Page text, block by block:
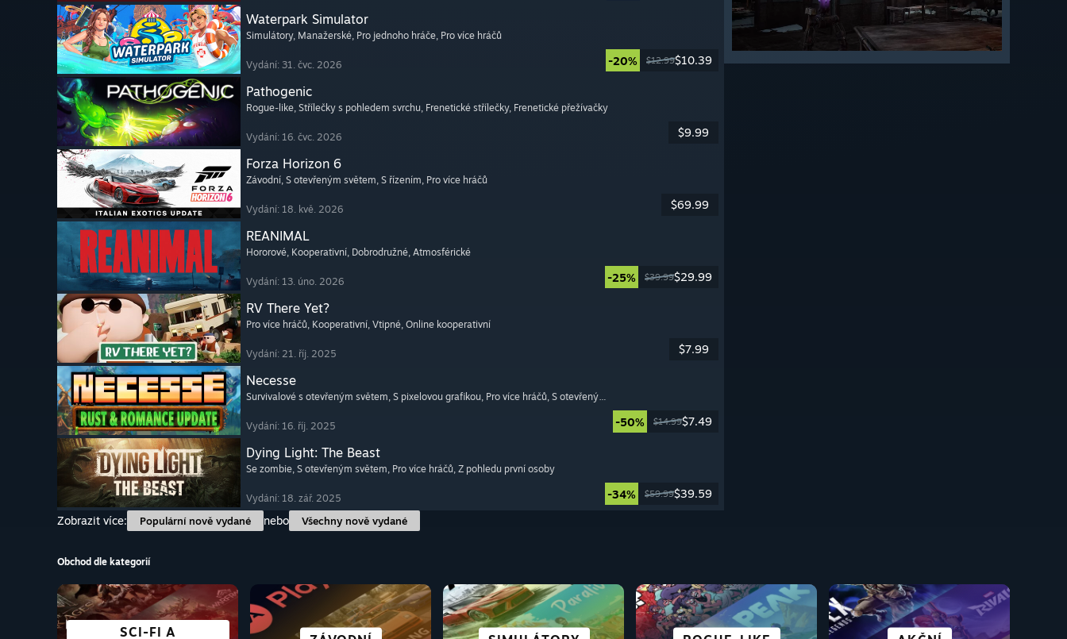
Waterpark Simulator
Simulátory, Manažerské, Pro jednoho hráče, Pro více hráčů
Vydání: 31. čvc. 2026 -20% $12.99$10.39
Pathogenic
Rogue-like, Střílečky s pohledem svrchu, Frenetické střílečky, Frenetické přežívačky
Vydání: 16. čvc. 2026 $9.99
Forza Horizon 6
Závodní, S otevřeným světem, S řízením, Pro více hráčů
Vydání: 18. kvě. 2026 $69.99
REANIMAL
Hororové, Kooperativní, Dobrodružné, Atmosférické
Vydání: 13. úno. 2026 -25% $39.99$29.99
RV There Yet?
Pro více hráčů, Kooperativní, Vtipné, Online kooperativní
Vydání: 21. říj. 2025 $7.99
Necesse
Survivalové s otevřeným světem, S pixelovou grafikou, Pro více hráčů, S otevřeným světem
Vydání: 16. říj. 2025 -50% $14.99$7.49
Dying Light: The Beast
Se zombie, S otevřeným světem, Pro více hráčů, Z pohledu první osoby
Vydání: 18. zář. 2025 -34% $59.99$39.59
Zobrazit více:
Populární nově vydané nebo Všechny nově vydané
Obchod dle kategorií
SCI-FI A S OTEVŘENÝM
S BOHATÝM